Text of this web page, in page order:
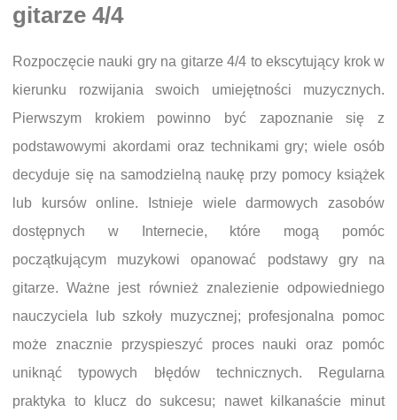
gitarze 4/4
Rozpoczęcie nauki gry na gitarze 4/4 to ekscytujący krok w
kierunku rozwijania swoich umiejętności muzycznych.
Pierwszym krokiem powinno być zapoznanie się z
podstawowymi akordami oraz technikami gry; wiele osób
decyduje się na samodzielną naukę przy pomocy książek
lub kursów online. Istnieje wiele darmowych zasobów
dostępnych w Internecie, które mogą pomóc
początkującym muzykowi opanować podstawy gry na
gitarze. Ważne jest również znalezienie odpowiedniego
nauczyciela lub szkoły muzycznej; profesjonalna pomoc
może znacznie przyspieszyć proces nauki oraz pomóc
uniknąć typowych błędów technicznych. Regularna
praktyka to klucz do sukcesu; nawet kilkanaście minut